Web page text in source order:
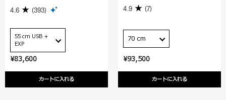
¥83,600
カートに入れる
4.6 (393)
55 cm USB +
EXP
¥93,500
カートに入れる
4.9 (7)
70 cm